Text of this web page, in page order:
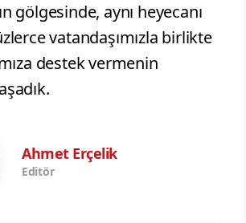
gölgesinde, aynı heyecanı
vatandaşımızla birlikte
destek vermenin
Ahmet Erçelik
Editör